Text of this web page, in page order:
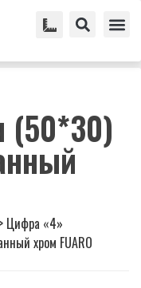
(50*30)
> Цифра «4»
хром FUARO